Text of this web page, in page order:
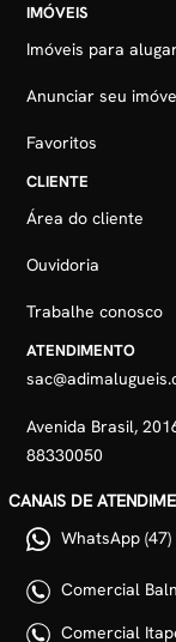
IMÓVEIS
Imóveis para
Anunciar seu
Favoritos
CLIENTE
Área do cliente
Ouvidoria
Trabalhe conosco
ATENDIMENTO
Avenida Brasil,
88330050
CANAIS DE
WhatsApp
Comercial
Comercial